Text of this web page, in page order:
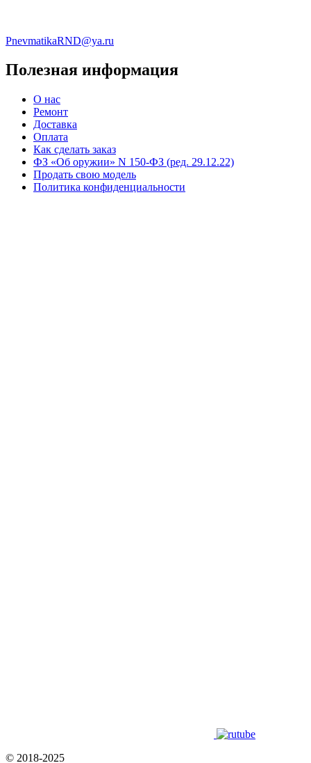
PnevmatikaRND@ya.ru
Полезная информация
О нас
Ремонт
Доставка
Оплата
Как сделать заказ
ФЗ «Об оружии» N 150-ФЗ (ред. 29.12.22)
Продать свою модель
Политика конфиденциальности
© 2018-2025